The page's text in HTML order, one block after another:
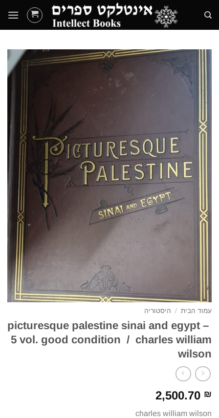
content
עמוד הבית / היסטוריה
picturesque palestine sinai and egypt –
5 vol. good condition / charles william
wilson
2,500.70 ₪
charles william wilson